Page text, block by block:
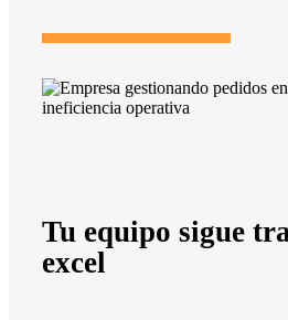
Tu equipo sigue
excel